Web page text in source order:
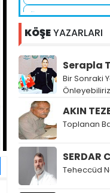
KÖŞEYAZARLARI
Serapla
Bir Sonraki
Önleyebiliriz
AKIN
Toplanan
SERDAR
Teheccüd